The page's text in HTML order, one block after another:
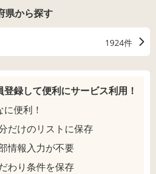
県から探す
1924件
登録して便利にサービス利用！
便利！
だけのリストに保存
情報入力が不要
わり条件を保存